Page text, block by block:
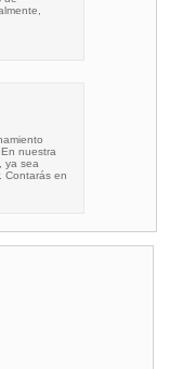
nuestra
ya sea
Contarás en